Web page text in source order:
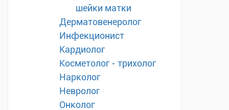
шейки матки
Дерматовенеролог
Инфекционист
Кардиолог
Косметолог - трихолог
Нарколог
Невролог
Онколог